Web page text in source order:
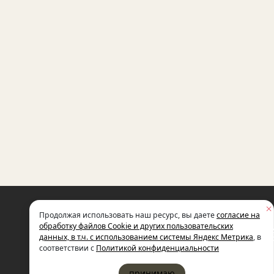
МЕЖДУНАРОДНЫЙ ФОНД
СОЦИАЛЬНО-ЭКОНОМИЧЕСКИХ
И ПОЛИТОЛОГИЧЕСКИХ
ИМЕНИ М.С. ГОРБАЧЕВА
Продолжая использовать наш ресурс, вы даетесогласие на
обработку файлов Cookie и других пользовательских
данных, в т.ч. с использованием системы Яндекс Метрика, в
соответствии с Политикой конфиденциальности